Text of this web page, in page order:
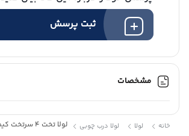
شارژ کیف پول
ثبت پرسش
مشخصات
خانه لولا لولا درب چوبی لولا تخت 4 سرتخت کیما